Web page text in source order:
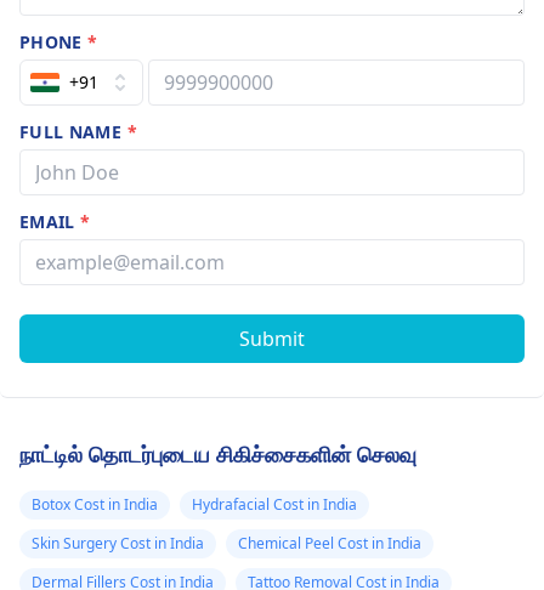
PHONE*
+91
FULL NAME *
EMAIL*
Submit
நாட்டில் தொடர்புடைய சிகிச்சைகளின் செலவு
Botox Cost in India
Hydrafacial Cost in India
Skin Surgery Cost in India
Chemical Peel Cost in India
Dermal Fillers Cost in India
Tattoo Removal Cost in India